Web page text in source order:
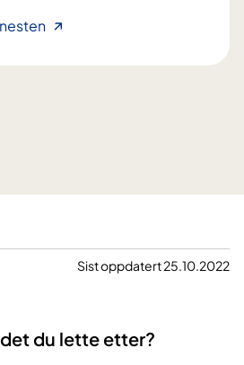
S
i
t
Sist oppdatert 25.10.2022
du lette etter?